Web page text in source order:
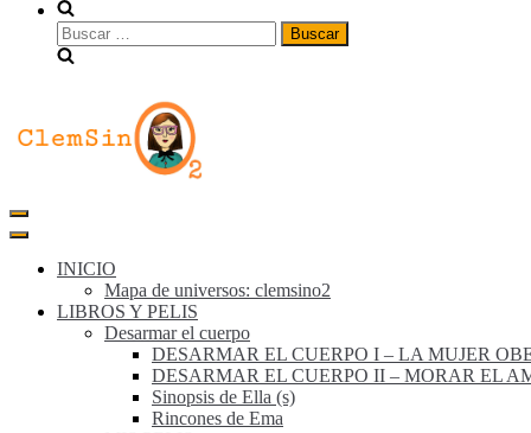
INICIO
Mapa de universos: clemsino2
LIBROS Y PELIS
Desarmar el cuerpo
DESARMAR EL CUERPO I – LA MUJER
DESARMAR EL CUERPO II – MORAR EL
Sinopsis de Ella (s)
Rincones de Ema